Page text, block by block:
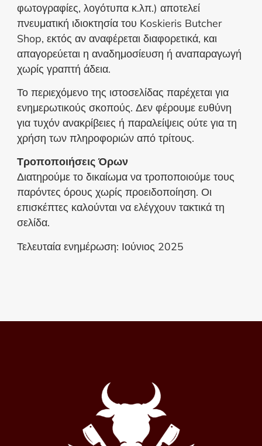
φωτογραφίες, λογότυπα κ.λπ.) αποτελεί
πνευματική ιδιοκτησία του Koskieris Butcher
Shop, εκτός αν αναφέρεται διαφορετικά, και
απαγορεύεται η αναδημοσίευση ή αναπαραγωγή
χωρίς γραπτή άδεια.
Το περιεχόμενο της ιστοσελίδας παρέχεται για
ενημερωτικούς σκοπούς. Δεν φέρουμε ευθύνη
για τυχόν ανακρίβειες ή παραλείψεις ούτε για τη
χρήση των πληροφοριών από τρίτους.
Τροποποιήσεις Όρων
Διατηρούμε το δικαίωμα να τροποποιούμε τους
παρόντες όρους χωρίς προειδοποίηση. Οι
επισκέπτες καλούνται να ελέγχουν τακτικά τη
σελίδα.
Τελευταία ενημέρωση: Ιούνιος 2025